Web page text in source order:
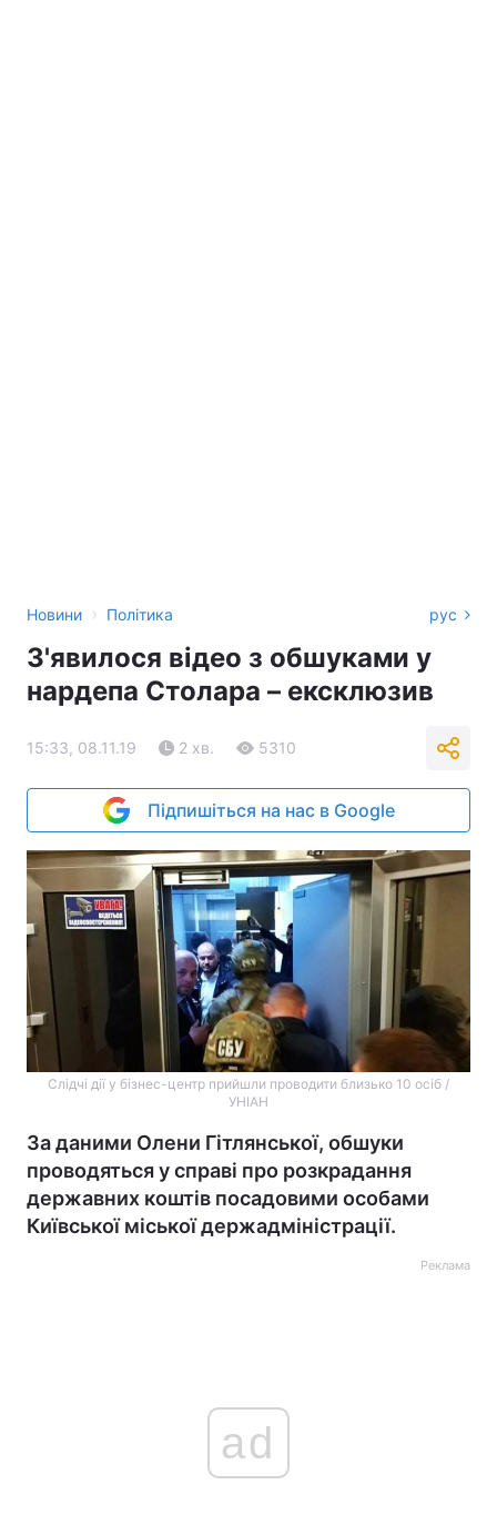
Новини › Політика рус
З'явилося відео з обшуками у
нардепа Столара – ексклюзив
15:33, 08.11.19 2 хв. 5310
Підпишіться на нас в Google
Слідчі дії у бізнес-центр прийшли проводити близько 10 осіб /
УНІАН
За даними Олени Гітлянської, обшуки
проводяться у справі про розкрадання
державних коштів посадовими особами
Київської міської держадміністрації.
Реклама
ad